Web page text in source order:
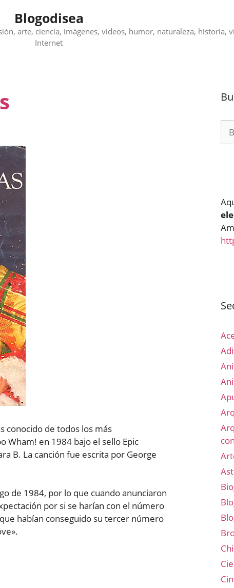
Blogodisea
arte, ciencia, imágenes, videos, humor, naturaleza, historia,
Internet
conocido de todos los más
Wham! en 1984 bajo el sello Epic
B. La canción fue escrita por George
de 1984, por lo que cuando anunciaron
por si se harían con el número
habían conseguido su tercer número